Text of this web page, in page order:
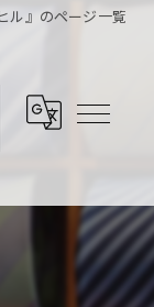
ル』のページ一覧